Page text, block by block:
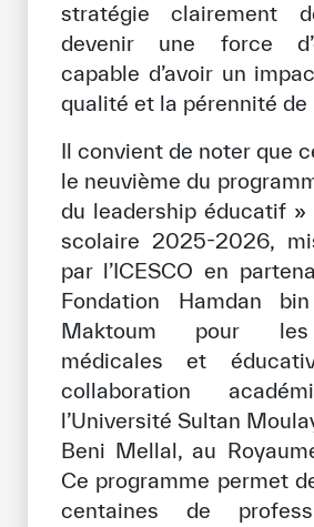
stratégie clairement
devenir une force
capable d’avoir un
qualité et la pérennité de
Il convient de noter que
le neuvième du
du leadership éducatif »
scolaire 2025-2026,
par l’ICESCO en
Fondation Hamdan
Maktoum pour les
médicales et
collaboration
l’Université Sultan
Beni Mellal, au
Ce programme permet
centaines de